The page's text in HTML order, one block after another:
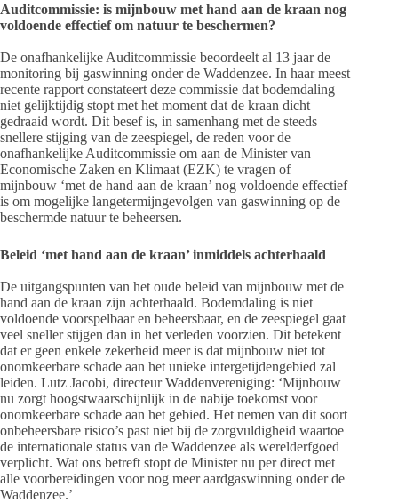
Auditcommissie: is mijnbouw met hand aan de kraan nog
voldoende effectief om natuur te beschermen?
De onafhankelijke Auditcommissie beoordeelt al 13 jaar de
monitoring bij gaswinning onder de Waddenzee. In haar meest
recente rapport constateert deze commissie dat bodemdaling
niet gelijktijdig stopt met het moment dat de kraan dicht
gedraaid wordt. Dit besef is, in samenhang met de steeds
snellere stijging van de zeespiegel, de reden voor de
onafhankelijke Auditcommissie om aan de Minister van
Economische Zaken en Klimaat (EZK) te vragen of
mijnbouw ‘met de hand aan de kraan’ nog voldoende effectief
is om mogelijke langetermijngevolgen van gaswinning op de
beschermde natuur te beheersen.
Beleid ‘met hand aan de kraan’ inmiddels achterhaald
De uitgangspunten van het oude beleid van mijnbouw met de
hand aan de kraan zijn achterhaald. Bodemdaling is niet
voldoende voorspelbaar en beheersbaar, en de zeespiegel gaat
veel sneller stijgen dan in het verleden voorzien. Dit betekent
dat er geen enkele zekerheid meer is dat mijnbouw niet tot
onomkeerbare schade aan het unieke intergetijdengebied zal
leiden. Lutz Jacobi, directeur Waddenvereniging: ‘Mijnbouw
nu zorgt hoogstwaarschijnlijk in de nabije toekomst voor
onomkeerbare schade aan het gebied. Het nemen van dit soort
onbeheersbare risico’s past niet bij de zorgvuldigheid waartoe
de internationale status van de Waddenzee als werelderfgoed
verplicht. Wat ons betreft stopt de Minister nu per direct met
alle voorbereidingen voor nog meer aardgaswinning onder de
Waddenzee.’